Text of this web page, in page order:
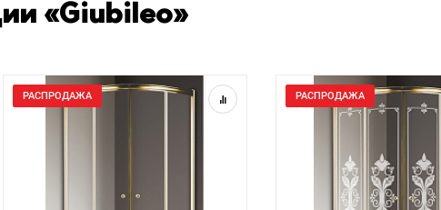
«Giubileo»
РАСПРОДАЖА РАСПРОДАЖА